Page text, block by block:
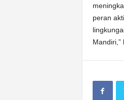
peran
Mandiri,”